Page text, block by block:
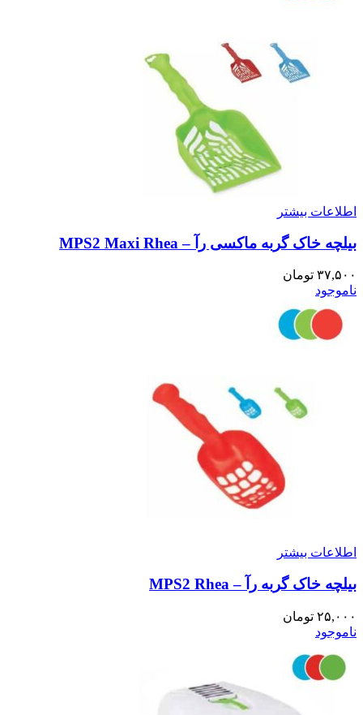
اطلاعات بیشتر
بیلچه خاک گربه ماکسی رآ – MPS2 Maxi Rhea
۳۷,۵۰۰ تومان
ناموجود
اطلاعات بیشتر
بیلچه خاک گربه رآ – MPS2 Rhea
۲۵,۰۰۰ تومان
ناموجود